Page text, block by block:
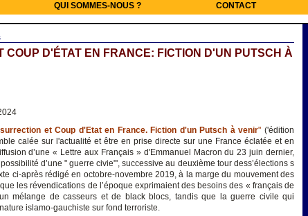
QUI SOMMES-NOUS ? CONTACT
COUP D'ÉTAT EN FRANCE: FICTION D'UN PUTSCH À
et Coup d'Etat en France. Fiction d'un Putsch àvenir" ('édition
calée sur l'actualité et être en prise directe sur une France éclatée et en
d’une « Lettre aux Français » d'Emmanuel Macron du 23 juin dernier,
d’une " guerre civie"', successive au deuxième tour dess’élections s
ci-après rédigé en octobre-novembre 2019, à la marge du mouvement des
les révendications de l’époque exprimaient des besoins des « français de
mélange de casseurs et de black blocs, tandis que la guerre civile qui
islamo-gauchiste sur fond terroriste.